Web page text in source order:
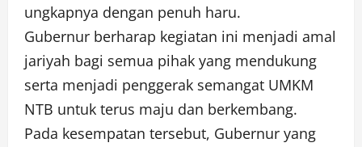
ungkapnya dengan penuh haru.
Gubernur berharap kegiatan ini menjadi amal
jariyah bagi semua pihak yang mendukung
serta menjadi penggerak semangat UMKM
NTB untuk terus maju dan berkembang.
Pada kesempatan tersebut, Gubernur yang